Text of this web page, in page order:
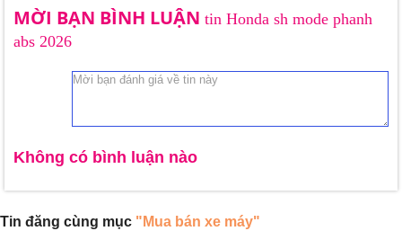
MỜI BẠN BÌNH LUẬN tin Honda sh mode phanh
abs 2026
Không có bình luận nào
Tin đăng cùng mục "Mua bán xe máy"